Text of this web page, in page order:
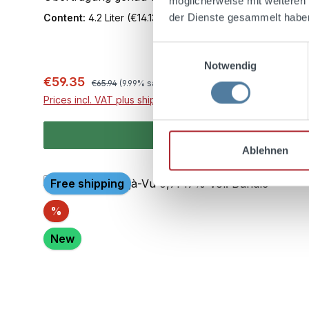
der Dienste gesammelt
Notwendig
Ablehnen
entführt. Déjà-Vu – Die Essenz der Ferne
Content: 4.2 Liter (€14.13 / 1 Liter)
Sale price:
€59.35 Regular price:
€65.94 (9.99% saved)
Prices incl. VAT plus shipping costs
Free shipping
% Discount
New